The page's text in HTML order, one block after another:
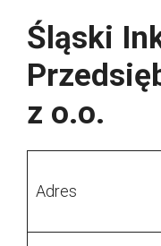
Śląski
z o.o.
Adres